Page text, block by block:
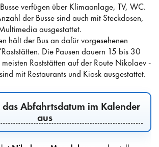
verfügen über Klimaanlage, TV, WC.
der Busse sind auch mit Steckdosen,
ausgestattet.
hält der Bus an dafür vorgesehenen
Die Pausen dauern 15 bis 30
Raststätten auf der Route Nikolaev -
mit Restaurants und Kiosk ausgestattet.
Abfahrtsdatum im Kalender
aus